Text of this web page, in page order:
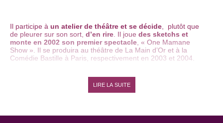
Il participe à un atelier de théâtre et se décide
plutôt que
de pleurer sur son sort, d’en rire . Il joue des sketchs et
monte en 2002 son premier spectacle , « One Mamane
Show ». Il se produira au théâtre de La Main d’Or et à la
Comédie Bastille à Paris, respectivement en 2003 et 2004.
la France lors d’une tournée dans des centres culturels.
LIRE LA SUITE